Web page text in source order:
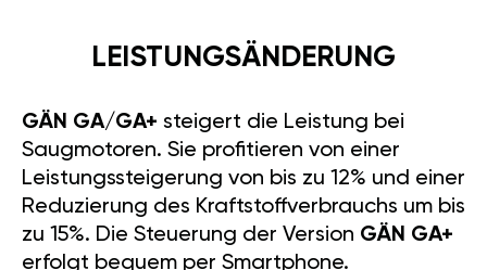
LEISTUNGSÄNDERUNG
GÄN GA/GA+ steigert die Leistung bei
Saugmotoren. Sie profitieren von einer
Leistungssteigerung von bis zu 12% und einer
Reduzierung des Kraftstoffverbrauchs um bis
zu 15%. Die Steuerung der Version GÄN GA+
erfolgt bequem per Smartphone.